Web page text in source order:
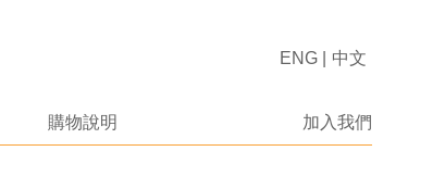
購物說明 加入我們
ENG 中文